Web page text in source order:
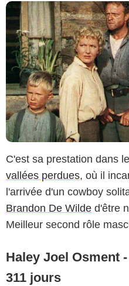
C'est sa prestation dans le
vallées perdues, où il
l'arrivée d'un cowboy
Brandon De Wilde d'être
Meilleur second rôle
Haley Joel Osment
311 jours